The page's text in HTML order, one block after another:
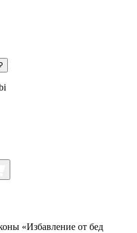
«Избавление от бед